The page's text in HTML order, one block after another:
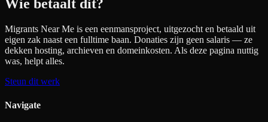
Wie betaalt dit?
Migrants Near Me is een eenmansproject, uitgezocht en betaald uit
eigen zak naast een fulltime baan. Donaties zijn geen salaris — ze
dekken hosting, archieven en domeinkosten. Als deze pagina nuttig
was, helpt alles.
Steun dit werk
Navigate